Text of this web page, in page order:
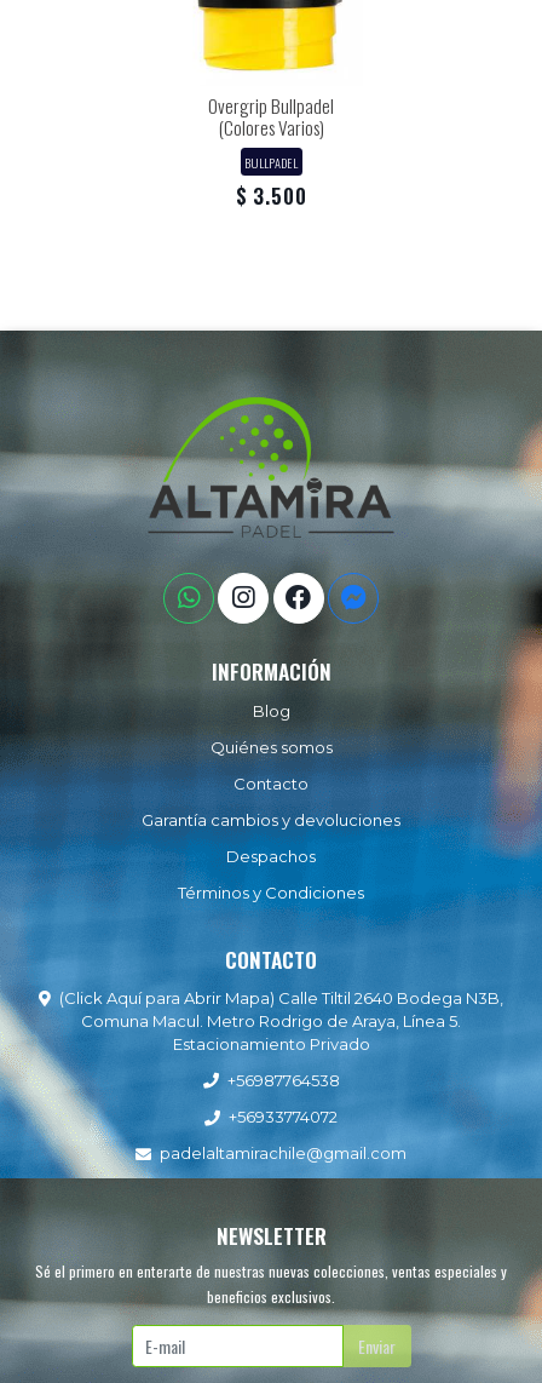
Overgrip Bullpadel
(Colores Varios)
BULLPADEL
$ 3.500
INFORMACIÓN
Blog
Quiénes somos
Contacto
Garantía cambios y devoluciones
Despachos
Términos y Condiciones
CONTACTO
(Click Aquí para Abrir Mapa) Calle Tiltil 2640 Bodega N3B,
Comuna Macul. Metro Rodrigo de Araya, Línea 5.
Estacionamiento Privado
+56987764538
+56933774072
padelaltamirachile@gmail.com
NEWSLETTER
Sé el primero en enterarte de nuestras nuevas colecciones, ventas especiales y
beneficios exclusivos.
Enviar